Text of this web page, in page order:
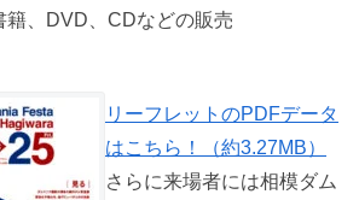
籍、DVD、CDなどの販売
リーフレットのPDFデータ
はこちら！（約3.27MB）
さらに来場者には相模ダム